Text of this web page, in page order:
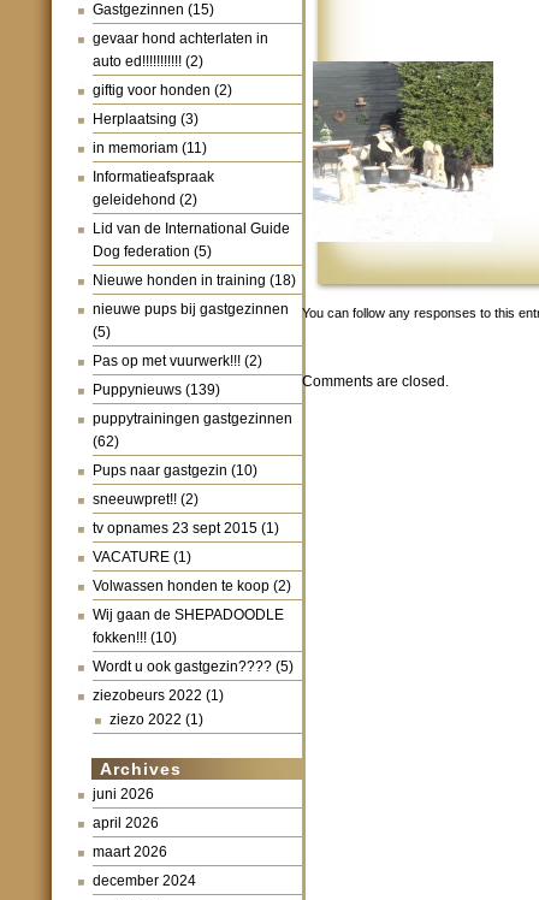
Gastgezinnen (15)
gevaar hond achterlaten in
auto ed!!!!!!!!!!! (2)
giftig voor honden (2)
Herplaatsing (3)
in memoriam (11)
Informatieafspraak
geleidehond (2)
Lid van de International Guide
Dog federation (5)
Nieuwe honden in training (18)
nieuwe pups bij gastgezinnen
(5)
Pas op met vuurwerk!!! (2)
Puppynieuws (139)
puppytrainingen gastgezinnen
(62)
Pups naar gastgezin (10)
sneeuwpret!! (2)
tv opnames 23 sept 2015 (1)
VACATURE (1)
Volwassen honden te koop (2)
Wij gaan de SHEPADOODLE
fokken!!! (10)
Wordt u ook gastgezin???? (5)
ziezobeurs 2022 (1)
ziezo 2022 (1)
Archives
juni 2026
april 2026
maart 2026
december 2024
You can follow any responses to this
Comments are closed.